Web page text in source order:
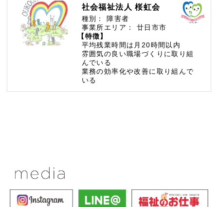
社会福祉法人 桜虹会
種別：
障害者
事業所エリア：
廿日市市
【特徴】
平均残業時間は月20時間以内
雰囲気の良い職場づくりに取り組
んでいる
業務の効率化や改善に取り組んで
いる